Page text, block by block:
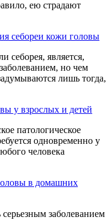
ею страдают
себореи кожи головы
себорея, является,
но чем
лишь тогда,
у взрослых и детей
патологическое
одновременно у
человека
в домашних
заболеванием